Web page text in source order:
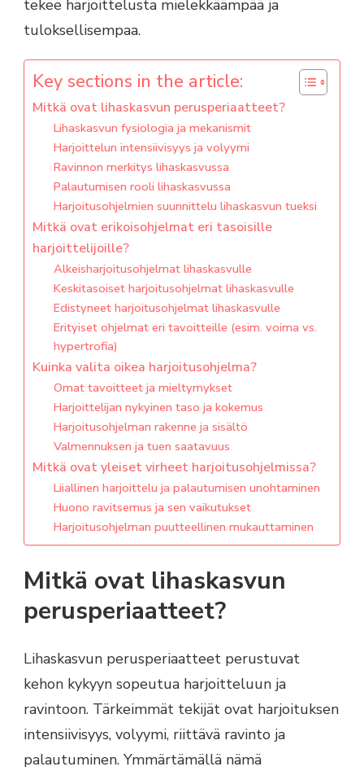
tekee harjoittelusta mielekkäämpää ja
tuloksellisempaa.
Key sections in the article:
Mitkä ovat lihaskasvun perusperiaatteet?
Lihaskasvun fysiologia ja mekanismit
Harjoittelun intensiivisyys ja volyymi
Ravinnon merkitys lihaskasvussa
Palautumisen rooli lihaskasvussa
Harjoitusohjelmien suunnittelu lihaskasvun tueksi
Mitkä ovat erikoisohjelmat eri tasoisille
harjoittelijoille?
Alkeisharjoitusohjelmat lihaskasvulle
Keskitasoiset harjoitusohjelmat lihaskasvulle
Edistyneet harjoitusohjelmat lihaskasvulle
Erityiset ohjelmat eri tavoitteille (esim. voima vs.
hypertrofia)
Kuinka valita oikea harjoitusohjelma?
Omat tavoitteet ja mieltymykset
Harjoittelijan nykyinen taso ja kokemus
Harjoitusohjelman rakenne ja sisältö
Valmennuksen ja tuen saatavuus
Mitkä ovat yleiset virheet harjoitusohjelmissa?
Liiallinen harjoittelu ja palautumisen unohtaminen
Huono ravitsemus ja sen vaikutukset
Harjoitusohjelman puutteellinen mukauttaminen
Mitkä ovat lihaskasvun
perusperiaatteet?
Lihaskasvun perusperiaatteet perustuvat
kehon kykyyn sopeutua harjoitteluun ja
ravintoon. Tärkeimmät tekijät ovat harjoituksen
intensiivisyys, volyymi, riittävä ravinto ja
palautuminen. Ymmärtämällä nämä